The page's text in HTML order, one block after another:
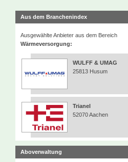
Aus dem Branchenindex
Ausgewählte Anbieter aus dem Bereich
Wärmeversorgung:
WULFF & UMAG
25813 Husum
Trianel
52070 Aachen
Aboverwaltung